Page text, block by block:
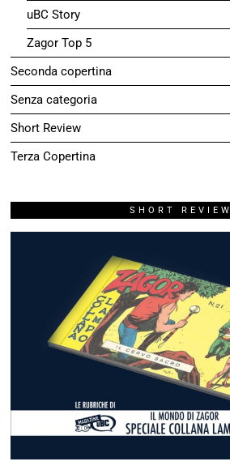
uBC Story
Zagor Top 5
Seconda copertina
Senza categoria
Short Review
Terza Copertina
SHORT REVIEW